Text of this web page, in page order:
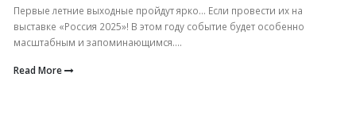
Первые летние выходные пройдут ярко… Если провести их на
выставке «Россия 2025»! В этом году событие будет особенно
масштабным и запоминающимся....
Read More